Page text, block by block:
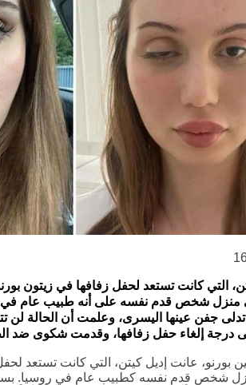
التي كانت تستعد لحفل زفافها في زيتون
شخص قدم نفسه على أنه طبيب عام في
درجة إلغاء حفل زفافها، وقدمت شكوى ضد
بورنو، عانت إديل كيتن، التي كانت تستعد
شخص قدم نفسه كطبيب عام في روسيا.